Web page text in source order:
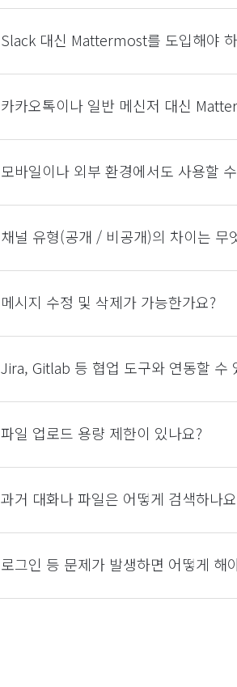
Slack 대신 Mattermost를 도입해야
카카오톡이나 일반 메신저 대신
모바일이나 외부 환경에서도 사용할
채널 유형(공개 / 비공개)의 차이는 무
메시지 수정 및 삭제가 가능한가요?
Jira, Gitlab 등 협업 도구와 연동할 수
파일 업로드 용량 제한이 있나요?
과거 대화나 파일은 어떻게 검색하나
로그인 등 문제가 발생하면 어떻게 해